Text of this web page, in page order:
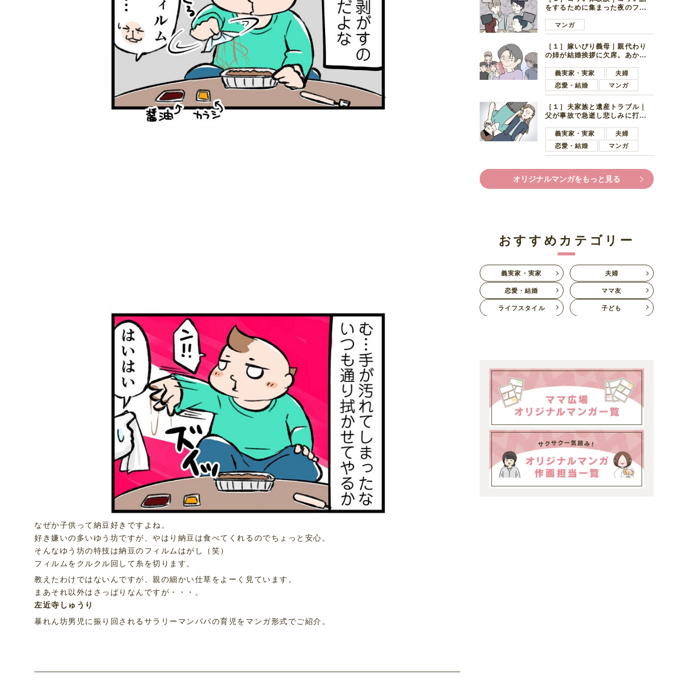
なぜか子供って納豆好きですよね。
好き嫌いの多いゆう坊ですが、やはり納豆は食べてくれるのでちょっと安心。
そんなゆう坊の特技は納豆のフィルムはがし（笑）
フィルムをクルクル回して糸を切ります。
教えたわけではないんですが、親の細かい仕草をよーく見ています。
まあそれ以外はさっぱりなんですが・・・。
左近寺しゅうり
暴れん坊男児に振り回されるサラリーマンパパの育児をマンガ形式でご紹介。
をするために集まった夜のファ
好きの男の子ママ
マンガ
［１］嫁いびり義母｜親代わり
の姉が結婚挨拶に欠席。あから
義実家・実家
夫婦
恋愛・結婚
マンガ
［１］夫家族と遺産トラブル｜
父が事故で急逝し悲しみに打ち
ます夫
義実家・実家
夫婦
恋愛・結婚
マンガ
オリジナルマンガをもっと見る
おすすめカテゴリー
義実家・実家
夫婦
恋愛・結婚
ママ友
ライフスタイル
子ども